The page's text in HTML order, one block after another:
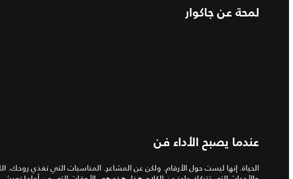
لمحة عن جاكوار
عندما يصبح الأداء فن
الحياة. إنها ليست حول الأرقام. ولكن عن المشاعر. المناسبات التي تغذي روحك.